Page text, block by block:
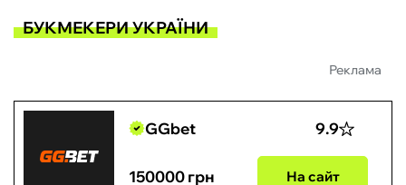
БУКМЕКЕРИ УКРАЇНИ
Реклама
GGbet 9.9
150000 грн На сайт